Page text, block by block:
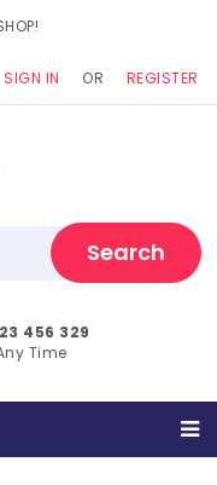
SIGN IN OR REGISTER
Search
456 329
Time